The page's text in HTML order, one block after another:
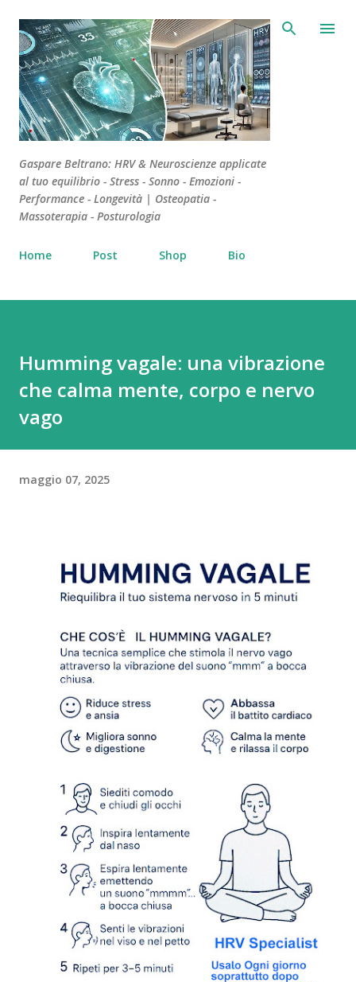
Passa ai contenuti principali
Gaspare Beltrano: HRV & Neuroscienze applicate
al tuo equilibrio - Stress - Sonno - Emozioni -
Performance - Longevità | Osteopatia -
Massoterapia - Posturologia
Home Post Shop Bio
Humming vagale: una vibrazione
che calma mente, corpo e nervo
vago
maggio 07, 2025